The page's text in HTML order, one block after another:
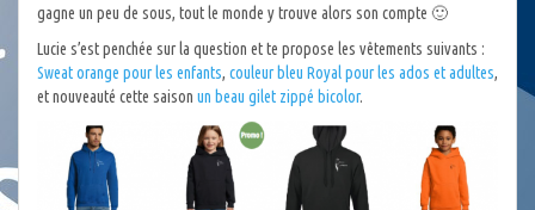
gagne un peu de sous, tout le monde y trouve alors son compte 🙂
Lucie s’est penchée sur la question et te propose les vêtements suivants :
Sweat orange pour les enfants, couleur bleu Royal pour les ados et adultes,
et nouveauté cette saison un beau gilet zippé bicolor.